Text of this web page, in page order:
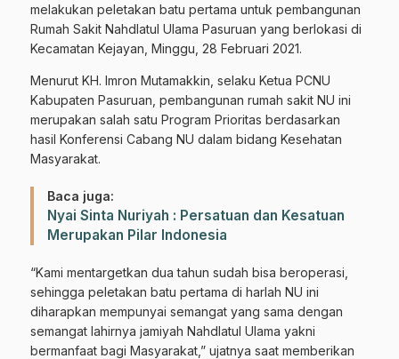
melakukan peletakan batu pertama untuk pembangunan
Rumah Sakit Nahdlatul Ulama Pasuruan yang berlokasi di
Kecamatan Kejayan, Minggu, 28 Februari 2021.
Menurut KH. Imron Mutamakkin, selaku Ketua PCNU
Kabupaten Pasuruan, pembangunan rumah sakit NU ini
merupakan salah satu Program Prioritas berdasarkan
hasil Konferensi Cabang NU dalam bidang Kesehatan
Masyarakat.
Baca juga:
Nyai Sinta Nuriyah : Persatuan dan Kesatuan
Merupakan Pilar Indonesia
“Kami mentargetkan dua tahun sudah bisa beroperasi,
sehingga peletakan batu pertama di harlah NU ini
diharapkan mempunyai semangat yang sama dengan
semangat lahirnya jamiyah Nahdlatul Ulama yakni
bermanfaat bagi Masyarakat,” ujatnya saat memberikan